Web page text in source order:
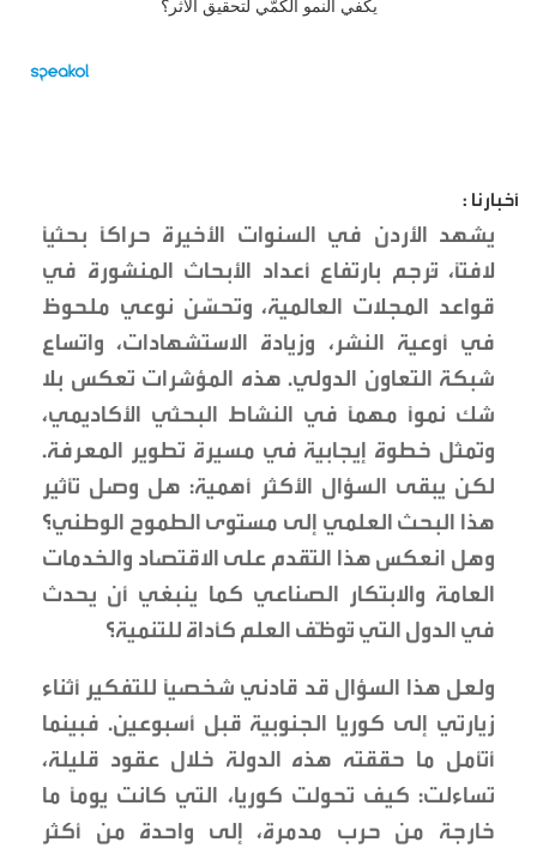
أخبارنا :
يشهد الأردن في السنوات الأخيرة حراكًا بحثيًا
لافتًا، تُرجم بارتفاع أعداد الأبحاث المنشورة في
قواعد المجلات العالمية، وتحسّن نوعي ملحوظ
في أوعية النشر، وزيادة الاستشهادات، واتساع
شبكة التعاون الدولي. هذه المؤشرات تعكس بلا
شك نموًا مهمًا في النشاط البحثي الأكاديمي،
وتمثل خطوة إيجابية في مسيرة تطوير المعرفة.
لكن يبقى السؤال الأكثر أهمية: هل وصل تأثير
هذا البحث العلمي إلى مستوى الطموح الوطني؟
وهل انعكس هذا التقدم على الاقتصاد والخدمات
العامة والابتكار الصناعي كما ينبغي أن يحدث
في الدول التي تُوظّف العلم كأداة للتنمية؟
ولعل هذا السؤال قد قادني شخصيًا للتفكير أثناء
زيارتي إلى كوريا الجنوبية قبل أسبوعين. فبينما
أتأمل ما حققته هذه الدولة خلال عقود قليلة،
تساءلت: كيف تحولت كوريا، التي كانت يومًا ما
خارجة من حرب مدمرة، إلى واحدة من أكثر